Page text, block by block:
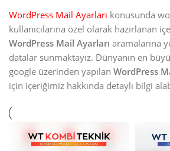
WordPress Mail Ayarları konusunda
kullanıcılarına özel olarak hazırlanan
WordPress Mail Ayarları aramalarına
datalar sunmaktayız. Dünyanın en
google üzerinden yapılan WordPress
için içeriğimiz hakkında detaylı bilgi